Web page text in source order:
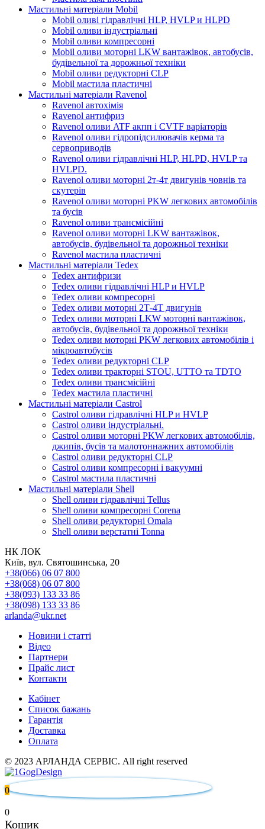
Мастильні матеріали Mobil
Mobil оливі гідравлічні HLP, HVLP и HLPD
Mobil оливи індустріальні
Mobil оливи компресорні
Mobil оливи моторні LKW вантажівок, автобусів,
будівельної та дорожньої техніки
Mobil оливи редукторні CLP
Mobil мастила пластичні
Мастильні матеріали Ravenol
Ravenol автохімія
Ravenol антифриз
Ravenol оливи ATF акпп і CVTF варіаторів
Ravenol оливи гідропідсилювачів керма та
сервоприводів
Ravenol оливи гідравлічні HLP, HLPD, HVLP та
HVLPD.
Ravenol оливи моторні 2т-4т двигунів човнів та
скутерів
Ravenol оливи моторні PKW легкових автомобілів
та бусів
Ravenol оливи трансмісійні
Ravenol оливи моторні LKW вантажівок,
автобусів, будівельної та дорожньої техніки
Ravenol мастила пластичні
Мастильні матеріали Tedex
Tedex антифризи
Tedex оливи гідравлічні HLP и HVLP
Tedex оливи компресорні
Tedex оливи моторні 2Т-4Т двигунів
Tedex оливи моторні LKW моторні вантажівок,
автобусів, будівельної та дорожньої техніки
Tedex оливи моторні PKW легкових автомобілів і
мікроавтобусів
Tedex оливи редукторні CLP
Tedex оливи тракторні STOU, UTTO та TDTO
Tedex оливи трансмісійні
Tedex мастила пластичні
Мастильні матеріали Castrol
Castrol оливи гідравлічні HLP и HVLP
Castrol оливи індустріальні.
Castrol оливи моторні PKW легкових автомобілів,
джипів, бусів та малотоннажних автомобілів
Castrol оливи редукторні CLP
Castrol оливи компресорні і вакуумні
Castrol мастила пластичні
Мастильні матеріали Shell
Shell оливи гідравлічні Tellus
Shell оливи компресорні Corena
Shell оливи редукторні Omala
Shell оливи верстатні Tonna
НК ЛОК
Київ, вул. Святошинська, 20
+38(066) 06 07 800
+38(068) 06 07 800
+38(093) 133 33 86
+38(098) 133 33 86
arlanda@ukr.net
Новини і статті
Відео
Партнери
Прайс лист
Контакти
Кабінет
Список бажань
Гарантія
Доставка
Оплата
© 2023 АРЛАНДА СЕРВІС. All right reserved
0
0
Кошик